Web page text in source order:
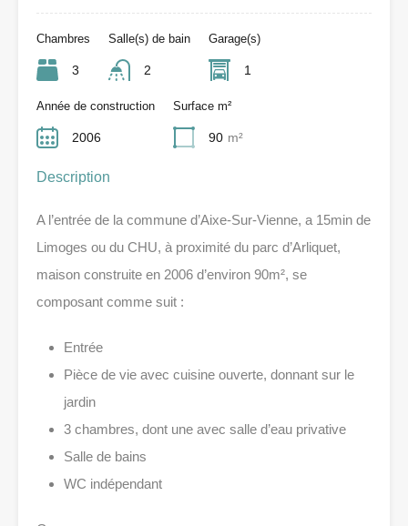
Chambres
3
Salle(s) de bain
2
Garage(s)
1
Année de construction
2006
Surface m²
90 m²
Description
A l’entrée de la commune d’Aixe-Sur-Vienne, a 15min de
Limoges ou du CHU, à proximité du parc d’Arliquet,
maison construite en 2006 d’environ 90m², se
composant comme suit :
Entrée
Pièce de vie avec cuisine ouverte, donnant sur le
jardin
3 chambres, dont une avec salle d’eau privative
Salle de bains
WC indépendant